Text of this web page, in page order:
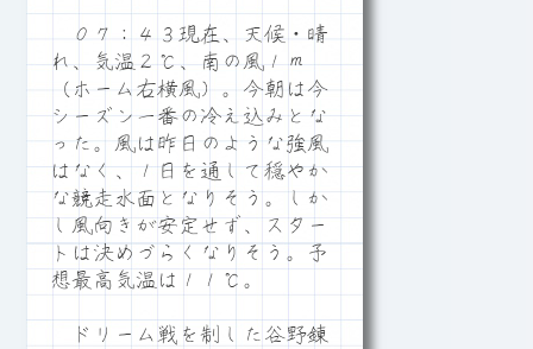
０７：４３現在、天候・晴
れ、気温２℃、南の風１ｍ
（ホーム右横風）。今朝は今
シーズン一番の冷え込みとな
った。風は昨日のような強風
はなく、１日を通して穏やか
な競走水面となりそう。しか
し風向きが安定せず、スター
トは決めづらくなりそう。予
想最高気温は１１℃。
ドリーム戦を制した谷野錬